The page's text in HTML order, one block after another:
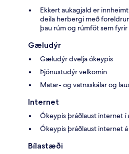
Ekkert aukagjald er
deila herbergi með
þau rúm og rúmföt sem fyrir
Gæludýr
Gæludýr dvelja ókeypis
Þjónustudýr velkomin
Matar- og vatnsskálar og
Internet
Ókeypis þráðlaust internet í
Ókeypis þráðlaust internet
Bílastæði